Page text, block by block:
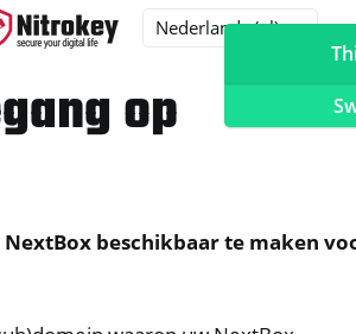
op
beschikbaar te maken